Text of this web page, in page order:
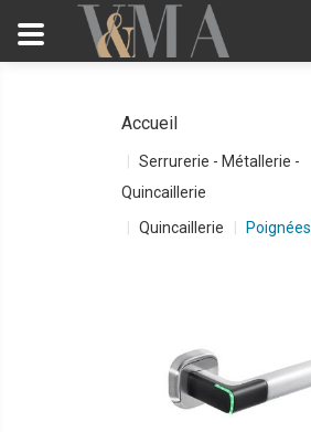
Accueil
Serrurerie - Métallerie -
Quincaillerie
Quincaillerie
Poignées